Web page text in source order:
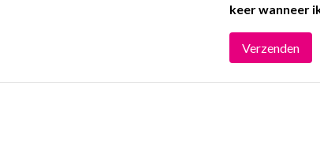
keer wanneer